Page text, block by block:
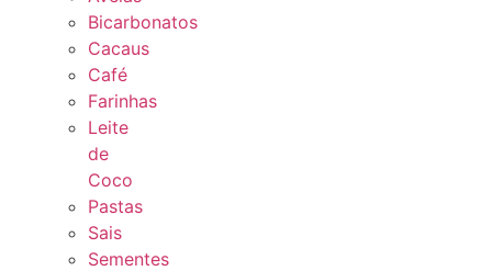
Bicarbonatos
Cacaus
Café
Farinhas
Leite
de
Coco
Pastas
Sais
Sementes